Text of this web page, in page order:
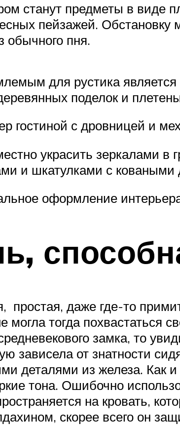
станут предметы в виде
пейзажей. Обстановку
пня.
для рустика
поделок и
гостиной с дровницей и
украсить зеркалами в
и шкатулками с коваными
оформление
простая, даже где-то
могла тогда
замка, то
зависела от знатности
деталями из железа. Как
тона. Ошибочно
на кровать,
скорее всего он